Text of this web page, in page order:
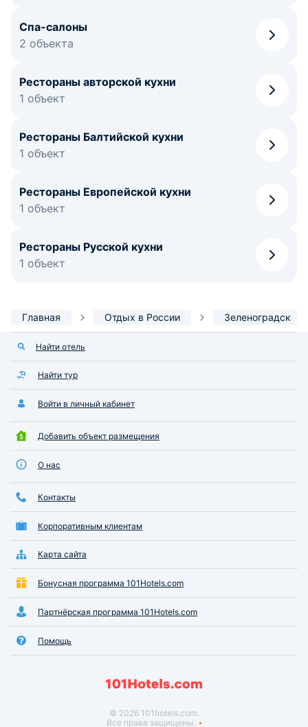
Спа-салоны
2 объекта
Рестораны авторской кухни
1 объект
Рестораны Балтийской кухни
1 объект
Рестораны Европейской кухни
1 объект
Рестораны Русской кухни
1 объект
Главная Отдых в России Зеленоградск
Найти отель
Найти тур
Войти в личный кабинет
Добавить объект размещения
О нас
Контакты
Корпоративным клиентам
Карта сайта
Бонусная программа 101Hotels.com
Партнёрская программа 101Hotels.com
Помощь
© 2026 101hotels.com.
Все права защищены.